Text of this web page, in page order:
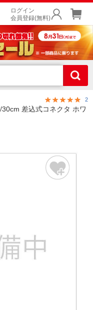
ログイン
会員登録(無料)
2
差込式コネクタ ホワ